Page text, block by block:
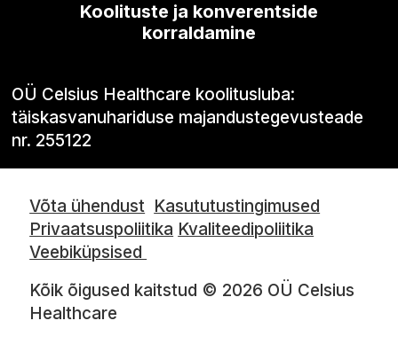
Koolituste ja konverentside
korraldamine
OÜ Celsius Healthcare koolitusluba:
täiskasvanuhariduse majandustegevusteade
nr. 255122
Võta ühendust Kasututustingimused
Privaatsuspoliitika Kvaliteedipoliitika
Veebiküpsised
Kõik õigused kaitstud © 2026 OÜ Celsius
Healthcare